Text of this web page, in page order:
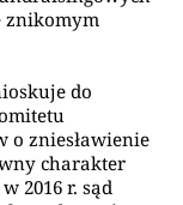
znikomym
do
o zniesławienie
charakter
2016 r. sąd